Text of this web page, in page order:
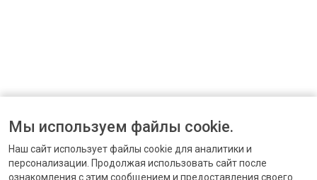
Мы используем файлы cookie.
Наш сайт использует файлы cookie для аналитики и
персонализации. Продолжая использовать сайт после
ознакомления с этим сообщением и предоставления своего